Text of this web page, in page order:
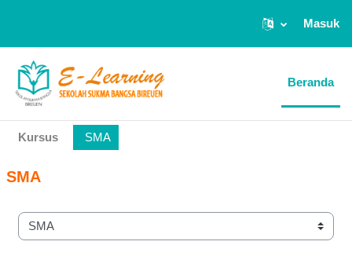
Masuk
Beranda
Kursus SMA
SMA
Kategori kursus